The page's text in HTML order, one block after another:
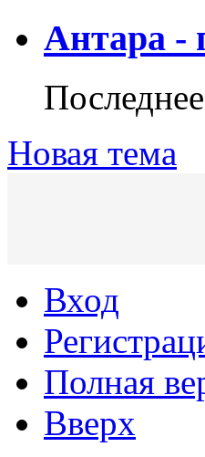
Антара -
Новая тема
Вход
Полная
Вверх